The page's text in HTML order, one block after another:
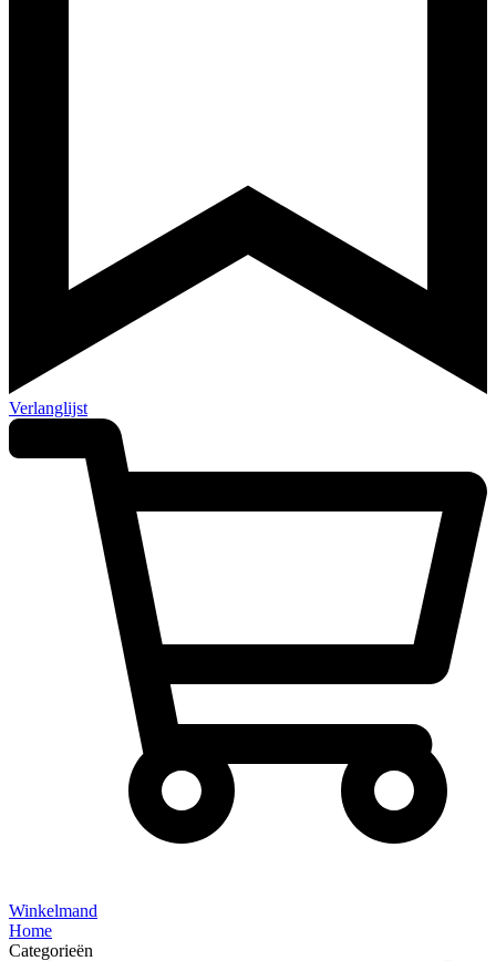
Verlanglijst
Winkelmand
Home
Categorieën